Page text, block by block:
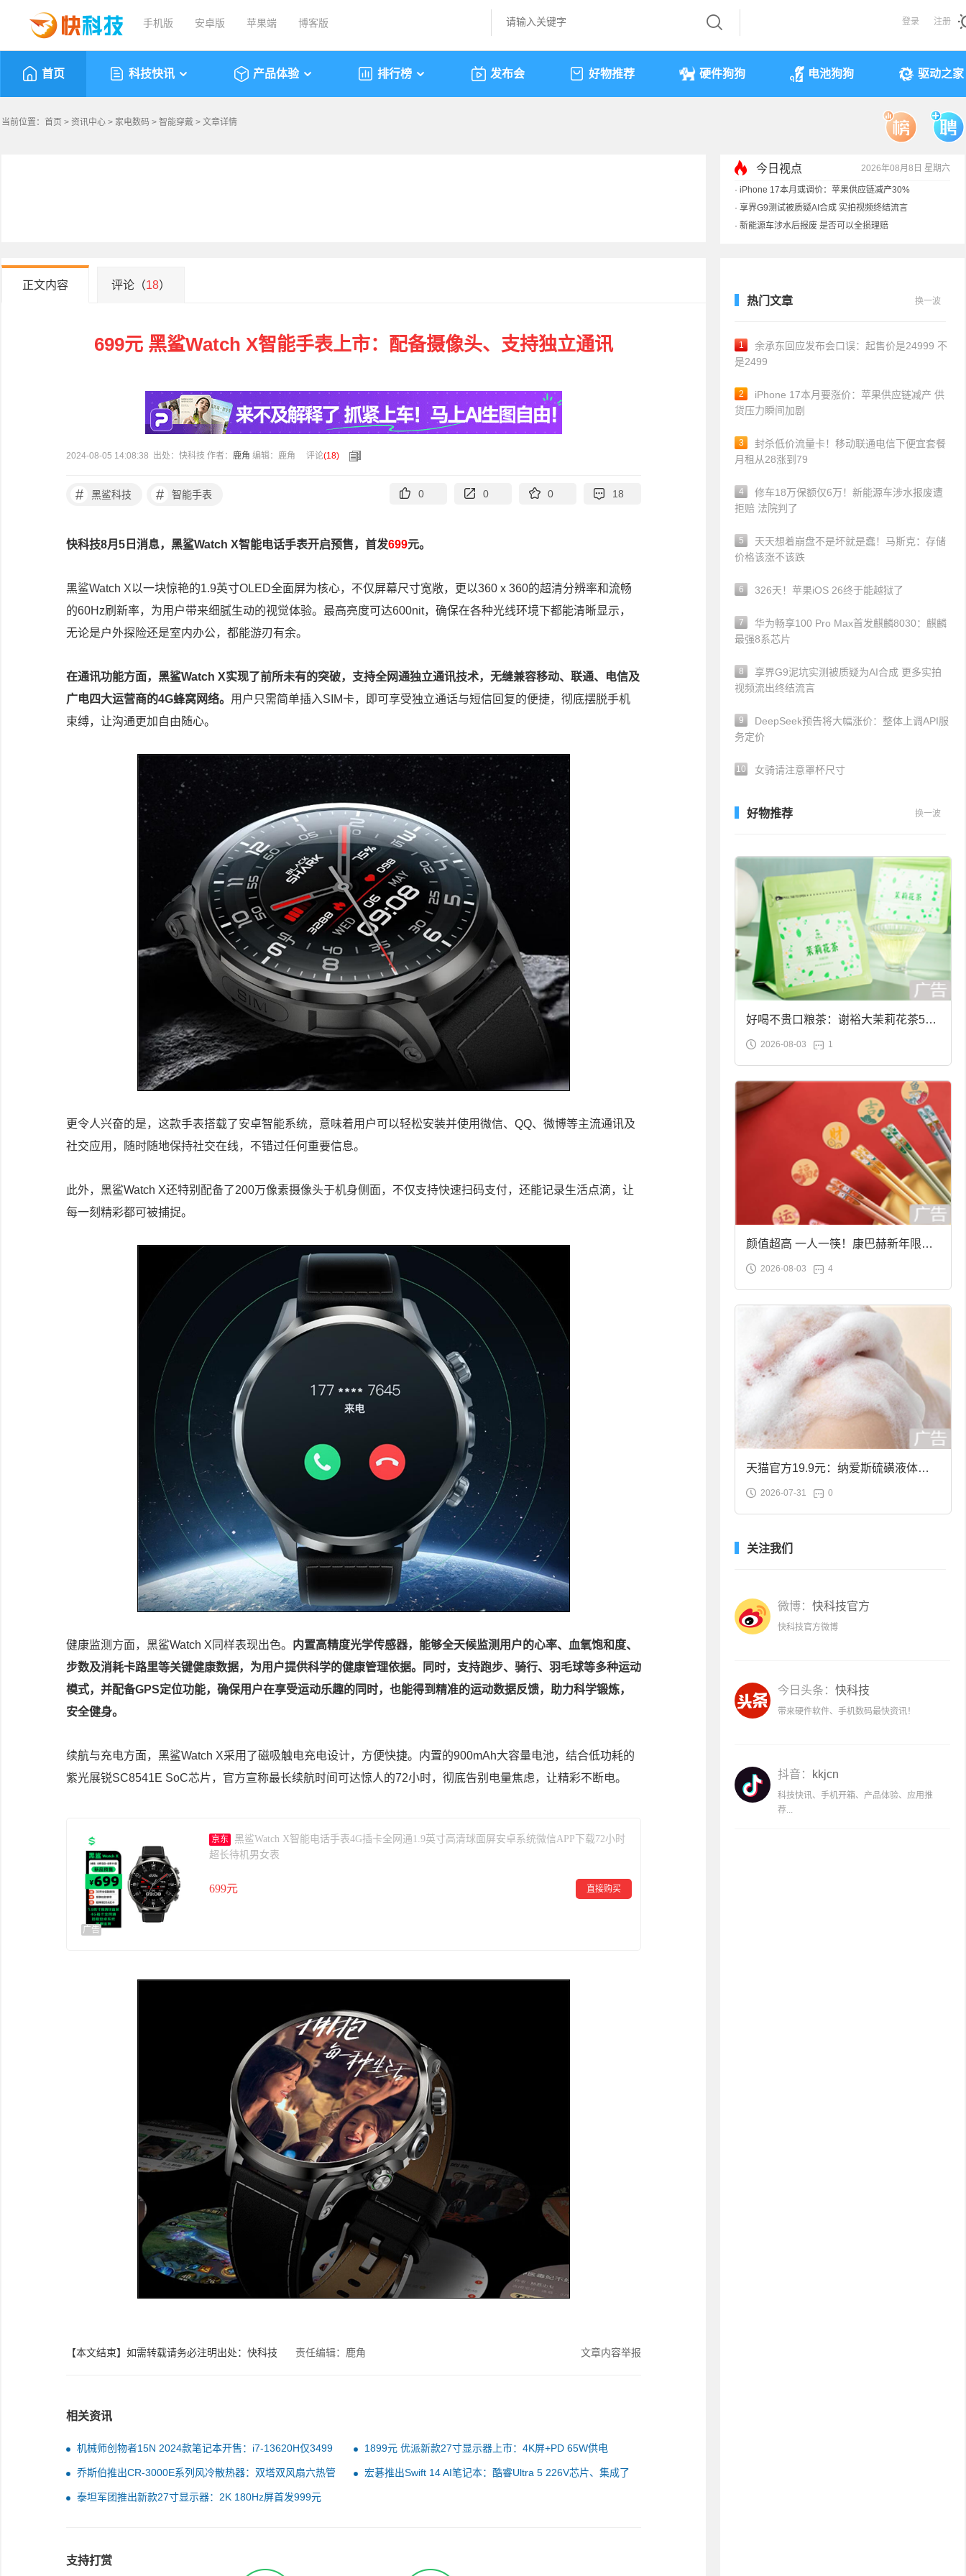
手机版 安卓版 苹果端 博客版 登录 注册
首页 科技快讯 产品体验 排行榜 发布会 好物推荐 硬件狗狗 电池狗狗 驱动之家
当前位置： 首页 > 资讯中心 > 家电数码 > 智能穿戴 > 文章详情
今日视点 2026年08月8日 星期六
· iPhone 17本月或调价：苹果供应链减产30%
· 享界G9测试被质疑AI合成 实拍视频终结流言
· 新能源车涉水后报废 是否可以全损理赔
正文内容 评论（18）
699元 黑鲨Watch X智能手表上市：配备摄像头、支持独立通讯
2024-08-05 14:08:38 出处：快科技 作者： 鹿角 编辑：鹿角 评论(18)
# 黑鲨科技 # 智能手表 0 0 0 18
快科技8月5日消息，黑鲨Watch X智能电话手表开启预售，首发699元。
黑鲨Watch X以一块惊艳的1.9英寸OLED全面屏为核心，不仅屏幕尺寸宽敞，更以360 x 360的超清分辨率和流畅
的60Hz刷新率，为用户带来细腻生动的视觉体验。最高亮度可达600nit，确保在各种光线环境下都能清晰显示，
无论是户外探险还是室内办公，都能游刃有余。
在通讯功能方面，黑鲨Watch X实现了前所未有的突破，支持全网通独立通讯技术，无缝兼容移动、联通、电信及
广电四大运营商的4G蜂窝网络。 用户只需简单插入SIM卡，即可享受独立通话与短信回复的便捷，彻底摆脱手机
束缚，让沟通更加自由随心。
更令人兴奋的是，这款手表搭载了安卓智能系统，意味着用户可以轻松安装并使用微信、QQ、微博等主流通讯及
社交应用，随时随地保持社交在线，不错过任何重要信息。
此外，黑鲨Watch X还特别配备了200万像素摄像头于机身侧面，不仅支持快速扫码支付，还能记录生活点滴，让
每一刻精彩都可被捕捉。
健康监测方面，黑鲨Watch X同样表现出色。 内置高精度光学传感器，能够全天候监测用户的心率、血氧饱和度、
步数及消耗卡路里等关键健康数据，为用户提供科学的健康管理依据。同时，支持跑步、骑行、羽毛球等多种运动
模式，并配备GPS定位功能，确保用户在享受运动乐趣的同时，也能得到精准的运动数据反馈，助力科学锻炼，
安全健身。
续航与充电方面，黑鲨Watch X采用了磁吸触电充电设计，方便快捷。内置的900mAh大容量电池，结合低功耗的
紫光展锐SC8541E SoC芯片，官方宣称最长续航时间可达惊人的72小时，彻底告别电量焦虑，让精彩不断电。
广告
京东
黑鲨Watch X智能电话手表4G插卡全网通1.9英寸高清球面屏安卓系统微信APP下载72小时
超长待机男女表
699元 直接购买
【本文结束】如需转载请务必注明出处：快科技 责任编辑：鹿角 文章内容举报
相关资讯
机械师创物者15N 2024款笔记本开售：i7-13620H仅3499
元起
1899元 优派新款27寸显示器上市：4K屏+PD 65W供电
乔斯伯推出CR-3000E系列风冷散热器：双塔双风扇六热管
设计
宏碁推出Swift 14 AI笔记本：酷睿Ultra 5 226V芯片、集成了
泰坦军团推出新款27寸显示器：2K 180Hz屏首发999元
支持打赏
热门文章 换一波
1
余承东回应发布会口误：起售价是24999 不
是2499
2
iPhone 17本月要涨价：苹果供应链减产 供
货压力瞬间加剧
3
封杀低价流量卡！移动联通电信下便宜套餐
月租从28涨到79
4
修车18万保额仅6万！新能源车涉水报废遭
拒赔 法院判了
5
天天想着崩盘不是坏就是蠢！马斯克：存储
价格该涨不该跌
6 326天！苹果iOS 26终于能越狱了
7
华为畅享100 Pro Max首发麒麟8030：麒麟
最强8系芯片
8
享界G9泥坑实测被质疑为AI合成 更多实拍
视频流出终结流言
9
DeepSeek预告将大幅涨价：整体上调API服
务定价
10 女骑请注意罩杯尺寸
好物推荐 换一波
好喝不贵口粮茶：谢裕大茉莉花茶50g
袋装9.9元到手
2026-08-03 1
颜值超高 一人一筷！康巴赫新年限定
合金筷子大促：19.9元
2026-08-03 4
天猫官方19.9元：纳爱斯硫磺液体香
皂2斤大促
2026-07-31 0
关注我们
微博： 快科技官方
快科技官方微博
今日头条： 快科技
带来硬件软件、手机数码最快资讯！
抖音： kkjcn
科技快讯、手机开箱、产品体验、应用推
荐...